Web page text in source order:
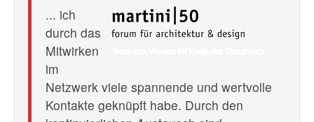
... ich
durch das
Mitwirken
im
Netzwerk viele spannende und wertvolle
Kontakte geknüpft habe. Durch den